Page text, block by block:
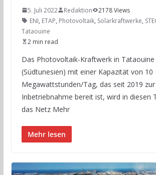
5. Juli 2022 Redaktion
2178 Views
ENI, ETAP, Photovoltaik, Solarkraftwerke,
Tataouine
2 min read
Das Photovoltaik-Kraftwerk in Tataouine
(Südtunesien) mit einer Kapazität von 10
Megawattstunden/Tag, das seit 2019 zur
Inbetriebnahme bereit ist, wird in diesen
das Netz Mehr
Mehr lesen